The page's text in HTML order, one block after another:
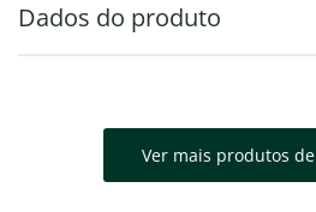
Dados do produto
Ver mais produtos de